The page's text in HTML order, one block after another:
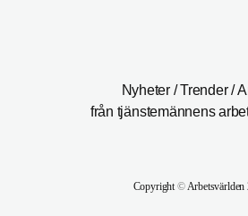
Nyheter / Trender /
från tjänstemännens
Copyright©Arbetsvärlden